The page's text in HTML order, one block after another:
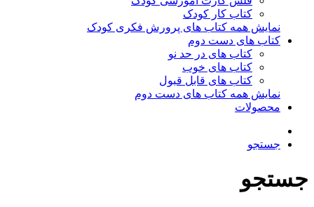
کتاب کار کودک
نمایش همه کتاب های پرورش فکری کودک
کتاب های دست دوم
کتاب های در حد نو
کتاب های خوب
کتاب های قابل قبول
نمایش همه کتاب های دست دوم
محصولات
جستجو
جستجو